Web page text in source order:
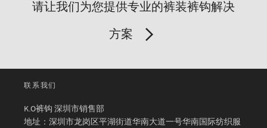
请让我们为您提供专业的裤装裤钩解决
方案
联系我们
K.O裤钩 深圳市销售部
地址：深圳市龙岗区平湖街道华南大道一号华南国际纺织服